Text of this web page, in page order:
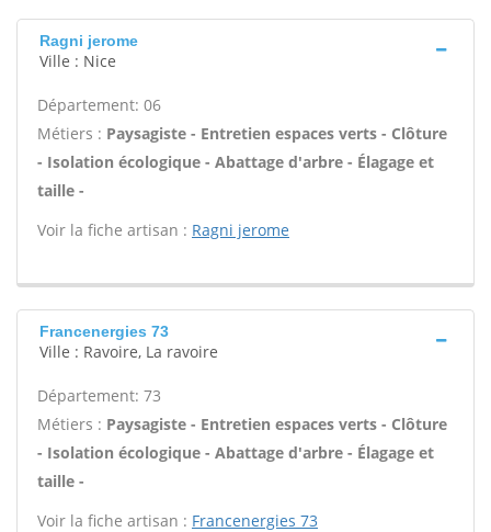
Ragni jerome
Ville : Nice
Département: 06
Métiers : Paysagiste - Entretien espaces verts - Clôture
- Isolation écologique - Abattage d'arbre - Élagage et
taille -
Voir la fiche artisan : Ragni jerome
Francenergies 73
Ville : Ravoire, La ravoire
Département: 73
Métiers : Paysagiste - Entretien espaces verts - Clôture
- Isolation écologique - Abattage d'arbre - Élagage et
taille -
Voir la fiche artisan : Francenergies 73